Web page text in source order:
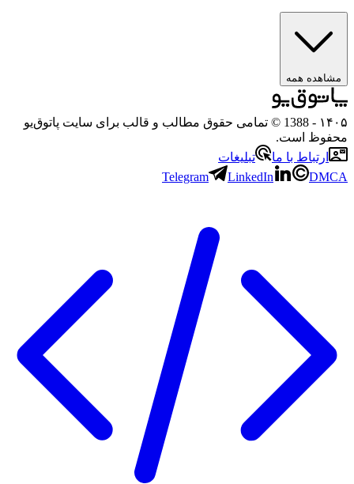
مشاهده همه
۱۴۰۵
- 1388 © تمامی حقوق مطالب و قالب برای سایت پاتوق‌یو
محفوظ است.
ارتباط با ما
تبلیغات
Telegram
LinkedIn DMCA